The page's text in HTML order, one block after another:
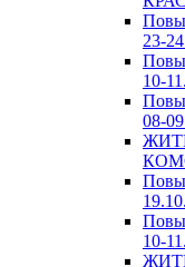
23-
10-
08-
10-